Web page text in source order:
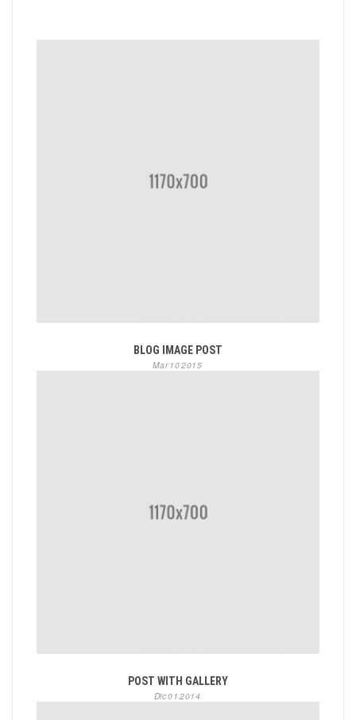
BLOG IMAGE POST
Mar 102015
POST WITH GALLERY
Dic01 2014